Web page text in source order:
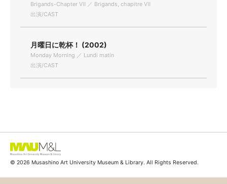
Brigands-Chapter Ⅶ ／ Brigands, chapitre Ⅶ
出演/CAST
月曜日に乾杯！ (2002)
Monday Morning ／ Lundi matin
出演/CAST
© 2026 Musashino Art University Museum & Library. All Rights Reserved.